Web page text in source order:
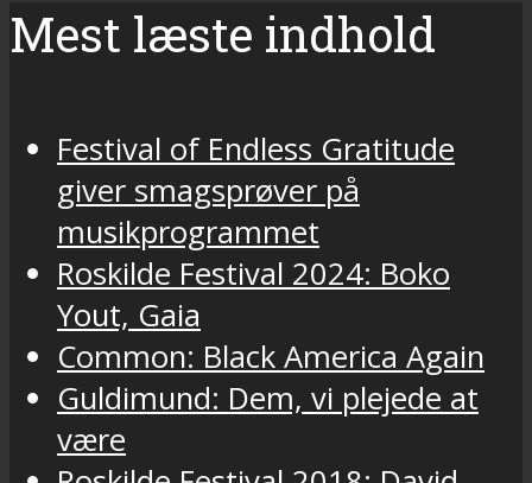
Mest læste indhold
Festival of Endless Gratitude
giver smagsprøver på
musikprogrammet
Roskilde Festival 2024: Boko
Yout, Gaia
Common: Black America Again
Guldimund: Dem, vi plejede at
være